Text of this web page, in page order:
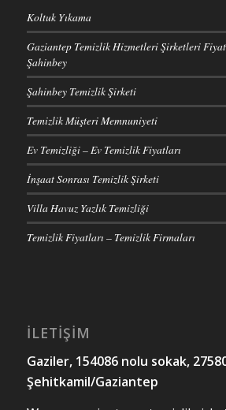
Koltuk Yıkama
Gaziantep Temizlik Hizmetleri Şirketleri
Şahinbey
Şahinbey Temizlik Şirketi
Temizlik Müşteri Memnuniyeti
Ev Temizliği – Ev Temizlik Fiyatları
İnşaat Sonrası Temizlik Şirketi
Villa Havuz Yazlık Temizliği
Temizlik Fiyatları – Temizlik Firmaları
İLETİŞİM
Gaziler, 154086 nolu sokak,
Şehitkamil/Gaziantep